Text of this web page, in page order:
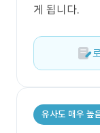
게 됩니다.
유사도 매우 높